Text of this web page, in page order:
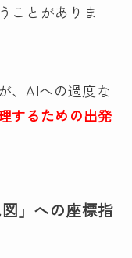
ことがありま
、AIへの過度な
するための出発
」への座標指